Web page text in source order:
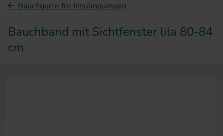
Bauchgurte für Insulinpumpen
Bauchband mit Sichtfenster lila 80-84
cm